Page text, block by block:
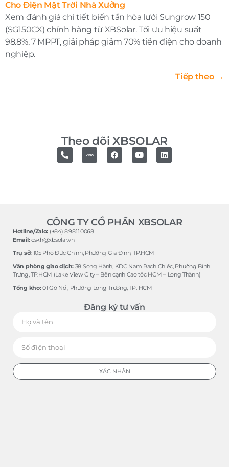
Xem đánh giá chi tiết biến tần hòa lưới Sungrow 150
(SG150CX) chính hãng từ XBSolar. Tối ưu hiệu suất
98.8%, 7 MPPT, giải pháp giảm 70% tiền điện cho doanh
nghiệp.
Tiếp theo →
Theo dõi XBSOLAR
CÔNG TY CỔ PHẦN XBSOLAR
Hotline/Zalo: (+84) 8.9811.0068
Email:cskh@xbsolar.vn
Trụ sở:105 Phó Ðức Chính, Phường Gia Ðịnh, TP.HCM
Văn phòng giao dịch: 38 Song Hành, KDC Nam Rạch Chiếc, Phường Bình
Trưng, TP.HCM (Lake View City – Bên cạnh Cao tốc HCM – Long Thành)
Tổng kho:01 Gò Nổi, Phường Long Trường, TP. HCM
Đăng ký tư vấn
XÁC NHẬN